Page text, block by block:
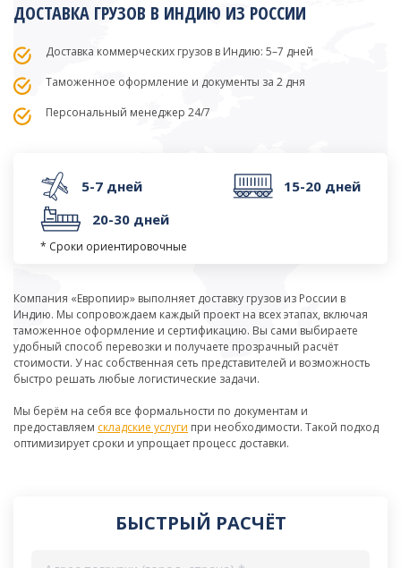
ДОСТАВКА ГРУЗОВ В ИНДИЮ ИЗ РОССИИ
Доставка коммерческих грузов в Индию: 5–7 дней
Таможенное оформление и документы за 2 дня
Персональный менеджер 24/7
5-7 дней
15-20 дней
20-30 дней
* Сроки ориентировочные
Компания «Европиир» выполняет доставку грузов из России в
Индию. Мы сопровождаем каждый проект на всех этапах, включая
таможенное оформление и сертификацию. Вы сами выбираете
удобный способ перевозки и получаете прозрачный расчёт
стоимости. У нас собственная сеть представителей и возможность
быстро решать любые логистические задачи.
Мы берём на себя все формальности по документам и
предоставляем складские услуги при необходимости. Такой подход
оптимизирует сроки и упрощает процесс доставки.
БЫСТРЫЙ РАСЧЁТ